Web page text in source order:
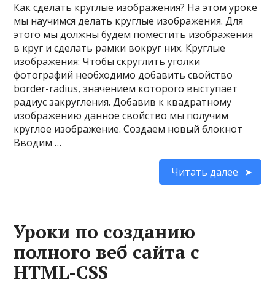
Как сделать круглые изображения? На этом уроке
мы научимся делать круглые изображения. Для
этого мы должны будем поместить изображения
в круг и сделать рамки вокруг них. Круглые
изображения: Чтобы скруглить уголки
фотографий необходимо добавить свойство
border-radius, значением которого выступает
радиус закругления. Добавив к квадратному
изображению данное свойство мы получим
круглое изображение. Создаем новый блокнот
Вводим …
Читать далее
Уроки по созданию
полного веб сайта с
HTML-CSS